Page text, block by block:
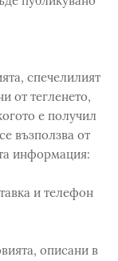
спечелилият
от тегленето,
е получил
възползва от
информация:
и телефон
описани в